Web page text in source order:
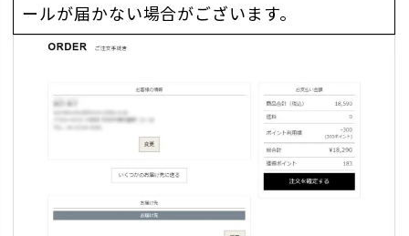
ールが届かない場合がございます。